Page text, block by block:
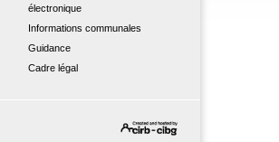
électronique
Informations communales
Guidance
Cadre légal